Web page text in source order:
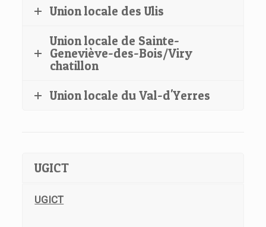
Union locale des Ulis
Union locale de Sainte-
Geneviève-des-Bois/Viry
chatillon
Union locale du Val-d'Yerres
UGICT
UGICT